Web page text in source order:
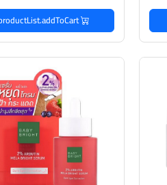
productList.addToCart